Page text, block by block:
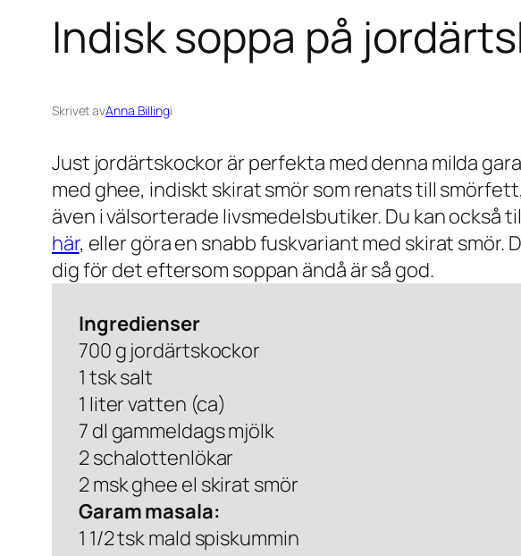
Indisk soppa på
Skrivet avAnna Billingi
Just jordärtskockor är perfekta med denna milda
med ghee, indiskt skirat smör som renats till
även i välsorterade livsmedelsbutiker. Du kan också
här, eller göra en snabb fuskvariant med skirat
dig för det eftersom soppan ändå är så god.
Ingredienser
700 g jordärtskockor
1 tsk salt
1 liter vatten (ca)
7 dl gammeldags mjölk
2 schalottenlökar
2 msk ghee el skirat smör
Garam masala:
1 1/2 tsk mald spiskummin